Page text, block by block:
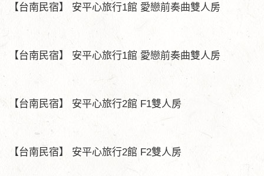
【台南民宿】 安平心旅行1館 愛戀前奏曲雙人房
【台南民宿】 安平心旅行1館 愛戀前奏曲雙人房
【台南民宿】 安平心旅行2館 F1雙人房
【台南民宿】 安平心旅行2館 F2雙人房